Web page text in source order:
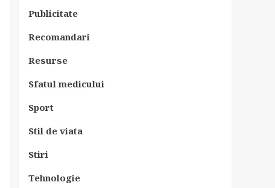
Publicitate
Recomandari
Resurse
Sfatul medicului
Sport
Stil de viata
Stiri
Tehnologie